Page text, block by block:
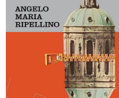
PRAGA MAGICZNA
Oto – jak mówi Mariusz
Szczygieł – biblia kultury czeskiej.
Dla miłośników Pragi i czeskiej
kultury – lektura niezbędna.
59.00 29.50zł